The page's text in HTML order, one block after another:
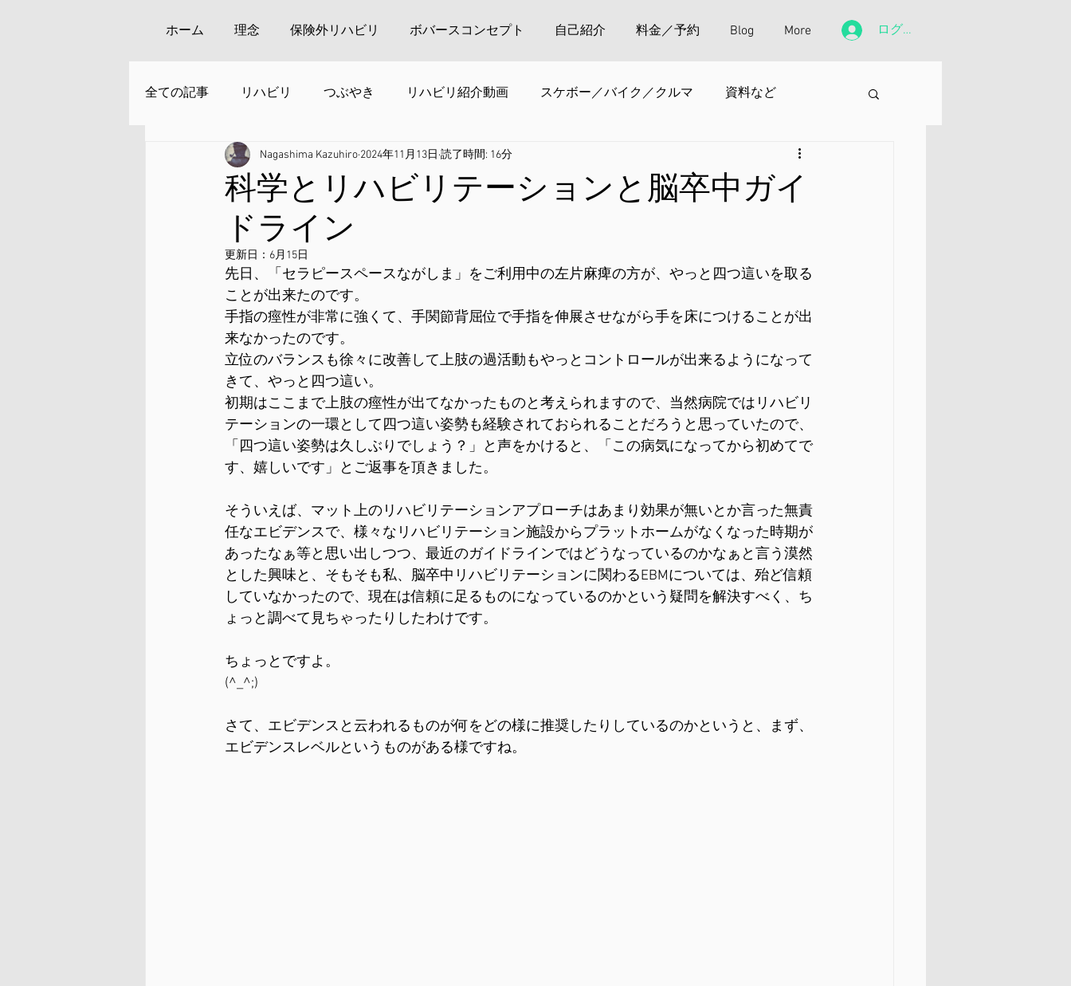
ホーム 理念 保険外リハビリ ボバースコンセプト 自己紹介 料金／予約 Blog More ログイン
全ての記事 リハビリ つぶやき リハビリ紹介動画 スケボー／バイク／クルマ 資料など
安来周辺の観光
科学とリハビリテーションと脳卒中ガイ
ドライン
Nagashima Kazuhiro 2024年11月13日 読了時間: 16分
更新日： 6月15日
先日、「セラピースペースながしま」をご利用中の左片麻痺の方が、やっと四つ這いを取る
ことが出来たのです。
手指の痙性が非常に強くて、手関節背屈位で手指を伸展させながら手を床につけることが出
来なかったのです。
立位のバランスも徐々に改善して上肢の過活動もやっとコントロールが出来るようになって
きて、やっと四つ這い。
初期はここまで上肢の痙性が出てなかったものと考えられますので、当然病院ではリハビリ
テーションの一環として四つ這い姿勢も経験されておられることだろうと思っていたので、
「四つ這い姿勢は久しぶりでしょう？」と声をかけると、「この病気になってから初めてで
す、嬉しいです」とご返事を頂きました。
そういえば、マット上のリハビリテーションアプローチはあまり効果が無いとか言った無責
任なエビデンスで、様々なリハビリテーション施設からプラットホームがなくなった時期が
あったなぁ等と思い出しつつ、最近のガイドラインではどうなっているのかなぁと言う漠然
とした興味と、そもそも私、脳卒中リハビリテーションに関わるEBMについては、殆ど信頼
していなかったので、現在は信頼に足るものになっているのかという疑問を解決すべく、ち
ょっと調べて見ちゃったりしたわけです。
ちょっとですよ。
(^_^;)
さて、エビデンスと云われるものが何をどの様に推奨したりしているのかというと、まず、
エビデンスレベルというものがある様ですね。